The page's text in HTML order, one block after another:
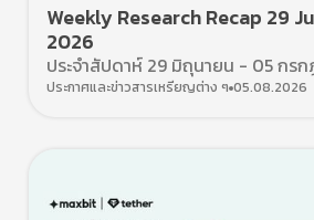
Weekly Research Recap 29
2026
ประจำสัปดาห์ 29 มิถุนายน - 05 กร
ประกาศและข่าวสารเหรียญต่าง ๆ 05.08.2026